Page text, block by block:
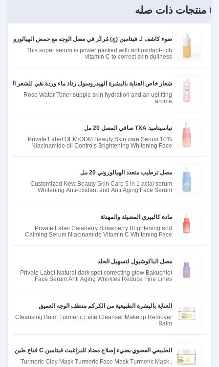
منتجات ذات صله
ضوء كاشف لـ فيتامين (ج) مُركّز في مصل الوجه مع حمض الهيالورونيك
This super serum is power packed with antioxidant-rich
vitamin C to correct skin dullness
شعار خاص العناية بالبشرة الهيدروسول رذاذ ماء وردة نقي للشعر
Rose Water Toner supple skin hydration and an uplifting
aroma.
نياسيناميد TXA صافي المصل 20 مل
Private Label OEM/ODM Beauty Skin care Serum 10%
Niacinamide oil Controls Brightening Whitening Face
مصل ترطيب متعدد الهيالوروني 20 مل
Customized New Beauty Skin Care 5 in 1 acial serum
Whitening Anti-oxidant and Anti Aging Face Serum
مادة كالبيري المضيئة والمهدئة
Private Label Calaberry Strawberry Brightening and
Calming Serum Niacinamide Vitamin C Whitening Face
مصل الباكوشيول لتسهيل الجلد
Private Label Natural dark spot correcting glow Bakuchiol
Face Serum Anti Aging Wrinkles Reduce Fine Lines
العناية بالبشرة الطبيعية من الكركم منظف الوجه العميق
Cleansing Balm Turmeric Face Cleanser Makeup Remover
Balm
الطبيعي العضوي يضيء إصلاح مضاد للبراغيث فيتامين C قناع طين الكركم
. Turmeric Clay Mask Turmeric Face Mask Turmeric Mask